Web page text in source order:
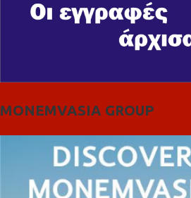
MONEMVASIA GROUP